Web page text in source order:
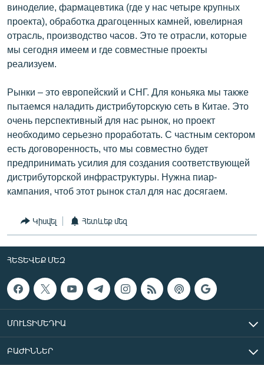
виноделие, фармацевтика (где у нас четыре крупных
проекта), обработка драгоценных камней, ювелирная
отрасль, производство часов. Это те отрасли, которые
мы сегодня имеем и где совместные проекты
реализуем.
Рынки – это европейский и СНГ. Для коньяка мы также
пытаемся наладить дистрибуторскую сеть в Китае. Это
очень перспективный для нас рынок, но проект
необходимо серьезно проработать. С частным сектором
есть договоренность, что мы совместно будет
предпринимать усилия для создания соответствующей
дистрибуторской инфраструктуры. Нужна пиар-
кампания, чтоб этот рынок стал для нас досягаем.
Կիսվել Հետևեք մեզ
ՀԵՏԵՎԵՔ ՄԵԶ
ՄՈՒԼՏԻՄԵԴԻԱ
ԲԱԺԻՆՆԵՐ